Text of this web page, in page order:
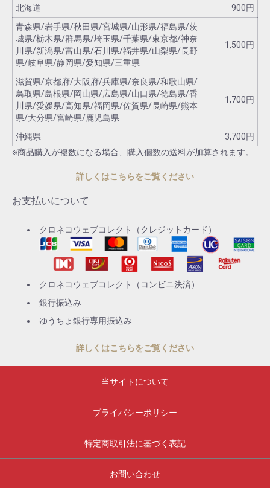
北海道
900円
青森県/岩手県/秋田県/宮城県/山形県/福島県/茨
城県/栃木県/群馬県/埼玉県/千葉県/東京都/神奈
川県/新潟県/富山県/石川県/福井県/山梨県/長野
県/岐阜県/静岡県/愛知県/三重県
1,500円
滋賀県/京都府/大阪府/兵庫県/奈良県/和歌山県/
鳥取県/島根県/岡山県/広島県/山口県/徳島県/香
川県/愛媛県/高知県/福岡県/佐賀県/長崎県/熊本
県/大分県/宮崎県/鹿児島県
1,700円
沖縄県
3,700円
※商品購入が複数になる場合、購入個数の送料が加算されます。
詳しくはこちらをご覧ください
お支払いについて
クロネコウェブコレクト（クレジットカード）
クロネコウェブコレクト（コンビニ決済）
銀行振込み
ゆうちょ銀行専用振込み
詳しくはこちらをご覧ください
当サイトについて
プライバシーポリシー
特定商取引法に基づく表記
お問い合わせ